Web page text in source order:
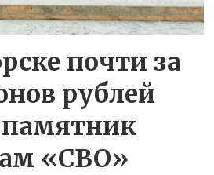
почти за
рублей
памятник
«СВО»